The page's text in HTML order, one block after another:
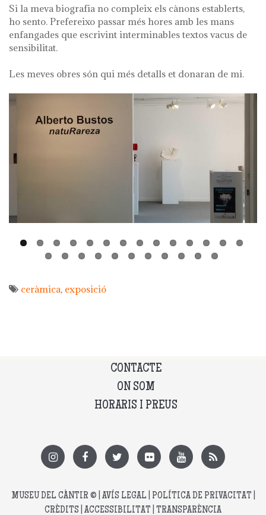
Si la meva biografia no compleix els cànons establerts,
ho sento. Prefereixo passar més hores amb les mans
enfangades que escrivint interminables textos vacus de
sensibilitat.
Les meves obres són qui més detalls et donaran de mi.
ceràmica exposició
CONTACTE
ON SOM
HORARIS I PREUS
MUSEU DEL CÀNTIR © | AVÍS LEGAL POLÍTICA DE PRIVACITAT
CRÈDITS ACCESSIBILITAT TRANSPARÈNCIA